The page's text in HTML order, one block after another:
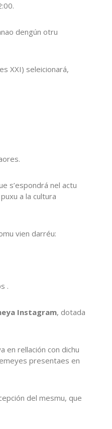
dengún otru
XXI) seleicionará,
s’espondrá nel actu
a la cultura
vien darréu:
.
Instagram, dotada
en rellación con dichu
presentaes en
del mesmu, que